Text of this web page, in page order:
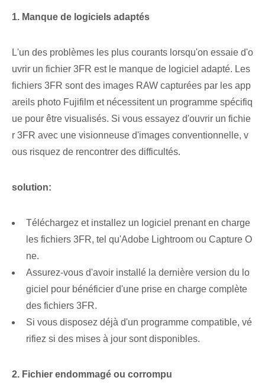
1.⁣ Manque de logiciels adaptés
L'un des problèmes les plus courants lorsqu'on essaie d'o
uvrir un fichier 3FR est le manque de logiciel adapté. Les
fichiers 3FR sont des images RAW capturées par les app
areils photo Fujifilm et nécessitent un programme spécifiq
ue pour être visualisés. Si⁤ vous essayez d'ouvrir un fichie
r 3FR avec une visionneuse d'images conventionnelle, v
ous risquez de rencontrer des difficultés.
solution:
Téléchargez et installez un logiciel prenant en charge
les fichiers 3FR, tel qu'Adobe Lightroom ou Capture O
ne.
Assurez-vous d'avoir installé la dernière version du lo
giciel pour bénéficier d'une prise en charge complète
des fichiers 3FR.
Si vous disposez déjà d'un programme compatible, vé
rifiez si des mises à jour sont disponibles.
2. ⁢Fichier endommagé ou corrompu